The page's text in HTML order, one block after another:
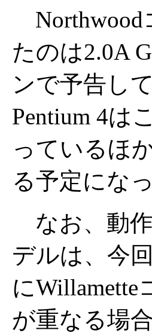
Northwood
たのは2.0A
ンで予告し
Pentium 4は
っているほ
る予定にな
なお、動
デルは、今
に
が重なる場